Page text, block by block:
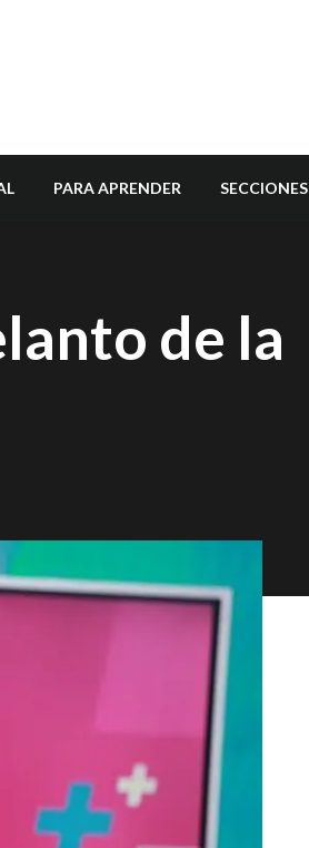
PARA APRENDER SECCIONES
de la